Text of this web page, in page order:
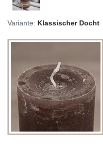
Variante: Klassischer Docht